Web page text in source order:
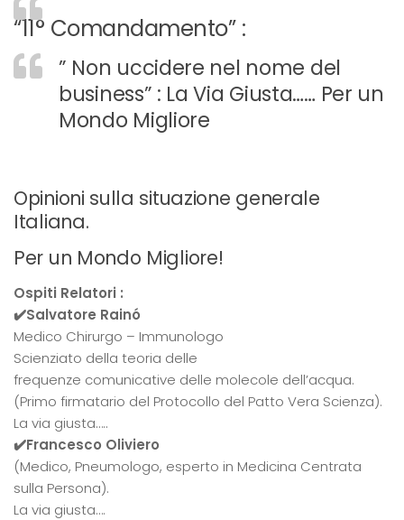
“11° Comandamento” :
” Non uccidere nel nome del
business” : La Via Giusta…… Per un
Mondo Migliore
Opinioni sulla situazione generale
Italiana.
Per un Mondo Migliore!
Ospiti Relatori :
✔️Salvatore Rainó
Medico Chirurgo – Immunologo
Scienziato della teoria delle
frequenze comunicative delle molecole dell’acqua.
(Primo firmatario del Protocollo del Patto Vera Scienza).
La via giusta…..
✔️Francesco Oliviero
(Medico, Pneumologo, esperto in Medicina Centrata
sulla Persona).
La via giusta….